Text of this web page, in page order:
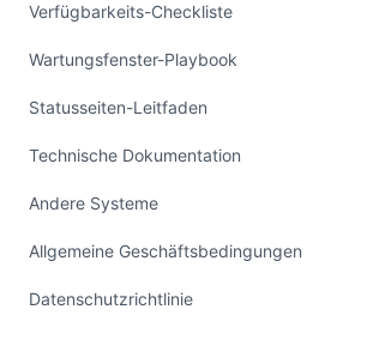
Verfügbarkeits-Checkliste
Wartungsfenster-Playbook
Statusseiten-Leitfaden
Technische Dokumentation
Andere Systeme
Allgemeine Geschäftsbedingungen
Datenschutzrichtlinie